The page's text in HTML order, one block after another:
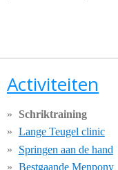
Activiteiten
Schriktraining
Lange Teugel clinic
Springen aan de hand
Bestgaande Menpony